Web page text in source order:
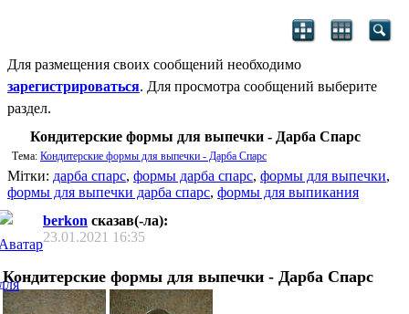
Для размещения своих сообщений необходимо
зарегистрироваться. Для просмотра сообщений выберите
раздел.
Кондитерские формы для выпечки - Дарба Спарс
Тема: Кондитерские формы для выпечки - Дарба Спарс
Мітки: дарба спарс, формы дарба спарс, формы для выпечки,
формы для выпечки дарба спарс, формы для выпикания
berkon сказав(-ла):
23.01.2021 16:35
Кондитерские формы для выпечки - Дарба Спарс